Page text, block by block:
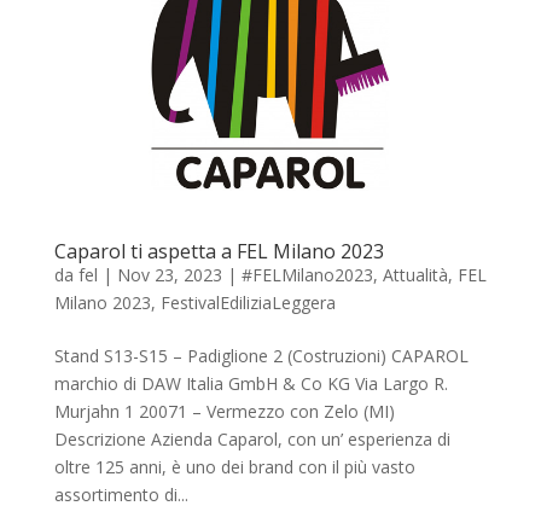
Caparol ti aspetta a FEL Milano 2023
da fel | Nov 23, 2023 | #FELMilano2023, Attualità, FEL
Milano 2023, FestivalEdiliziaLeggera
Stand S13-S15 – Padiglione 2 (Costruzioni) CAPAROL
marchio di DAW Italia GmbH & Co KG Via Largo R.
Murjahn 1 20071 – Vermezzo con Zelo (MI)
Descrizione Azienda Caparol, con un’ esperienza di
oltre 125 anni, è uno dei brand con il più vasto
assortimento di...